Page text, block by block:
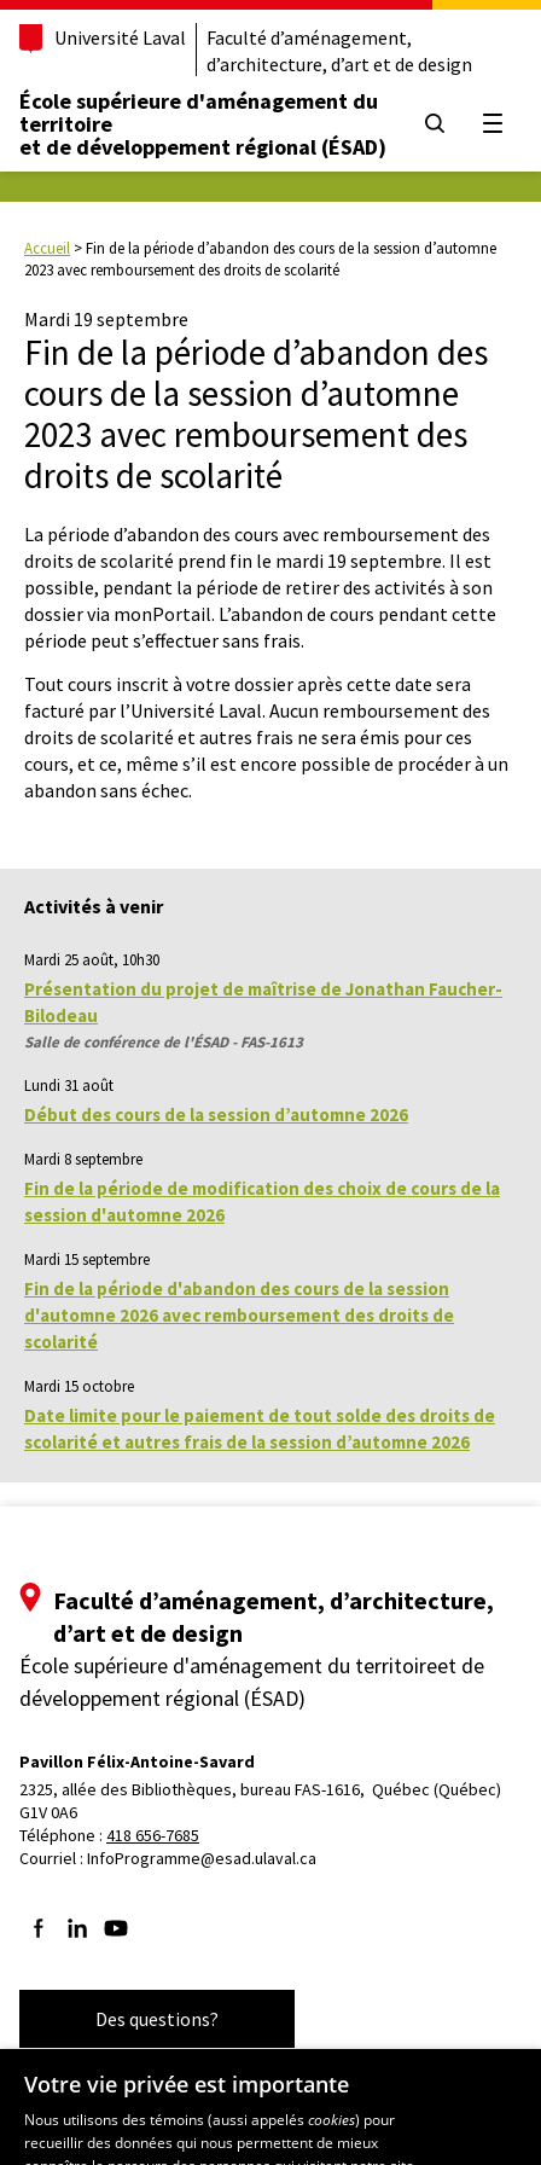
Université Laval
Faculté d’aménagement,
d’architecture, d’art et de design
École supérieure d'aménagement du
territoire
et de développement régional (ÉSAD)
Accueil >Fin de la période d’abandon des cours de la session d’automne
2023 avec remboursement des droits de scolarité
Mardi 19 septembre
Fin de la période d’abandon des
cours de la session d’automne
2023 avec remboursement des
droits de scolarité
La période d’abandon des cours avec remboursement des
droits de scolarité prend fin le mardi 19 septembre. Il est
possible, pendant la période de retirer des activités à son
dossier via monPortail. L’abandon de cours pendant cette
période peut s’effectuer sans frais.
Tout cours inscrit à votre dossier après cette date sera
facturé par l’Université Laval. Aucun remboursement des
droits de scolarité et autres frais ne sera émis pour ces
cours, et ce, même s’il est encore possible de procéder à un
abandon sans échec.
Activités à venir
Mardi 25 août, 10h30
Présentation du projet de maîtrise de Jonathan Faucher-
Bilodeau
Salle de conférence de l'ÉSAD - FAS-1613
Lundi 31 août
Début des cours de la session d’automne 2026
Mardi 8 septembre
Fin de la période de modification des choix de cours de la
session d'automne 2026
Mardi 15 septembre
Fin de la période d'abandon des cours de la session
d'automne 2026 avec remboursement des droits de
scolarité
Mardi 15 octobre
Date limite pour le paiement de tout solde des droits de
scolarité et autres frais de la session d’automne 2026
Faculté d’aménagement, d’architecture,
d’art et de design
École supérieure d'aménagement du territoireet de
développement régional (ÉSAD)
Pavillon Félix-Antoine-Savard
2325, allée des Bibliothèques, bureau FAS-1616, Québec (Québec)
G1V 0A6
Téléphone : 418 656-7685
Courriel : InfoProgramme@esad.ulaval.ca
Suivez-nous sur Facebook
Suivez-nous sur LinkedIn
Suivez-nous sur YouTube
Des questions?
Les écoles et la recherche
Votre vie privée est importante
Nous utilisons des témoins (aussi appeléscookies) pour
recueillir des données qui nous permettent de mieux